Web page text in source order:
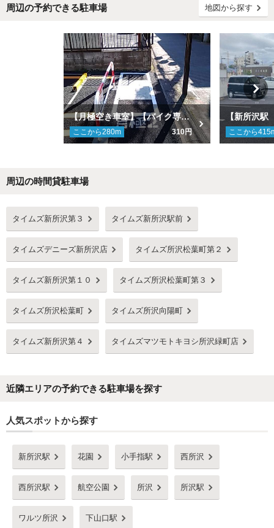
周辺の予約できる駐車場 地図から探す
【月極空き車室】【バイク専用】タイムズ新所沢第１０駐車場
ここから280m 310円 ここから415
周辺の時間貸駐車場
タイムズ新所沢第３ タイムズ新所沢駅前
タイムズデニーズ新所沢店 タイムズ所沢松葉町第２
タイムズ新所沢第１０ タイムズ所沢松葉町第３
タイムズ所沢松葉町 タイムズ所沢向陽町
タイムズ新所沢第４ タイムズマツモトキヨシ所沢緑町店
近隣エリアの予約できる駐車場を探す
人気スポットから探す
新所沢駅 花園 小手指駅 西所沢
西所沢駅 航空公園 所沢 所沢駅
ワルツ所沢 下山口駅